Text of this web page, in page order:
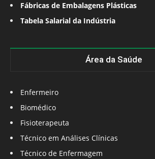
Fábricas de Embalagens Plásticas
Tabela Salarial da Indústria
Área da Saúde
Enfermeiro
Biomédico
Fisioterapeuta
Técnico em Análises Clínicas
Técnico de Enfermagem